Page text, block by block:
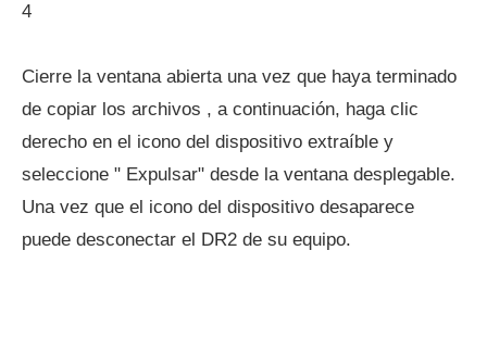
4
Cierre la ventana abierta una vez que haya terminado
de copiar los archivos , a continuación, haga clic
derecho en el icono del dispositivo extraíble y
seleccione " Expulsar" desde la ventana desplegable.
Una vez que el icono del dispositivo desaparece
puede desconectar el DR2 de su equipo.